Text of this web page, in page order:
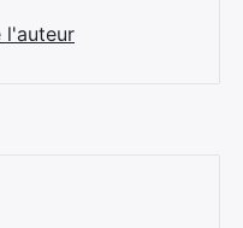
l'auteur